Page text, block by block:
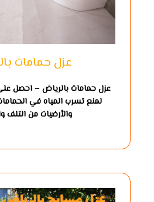
عزل حمامات
عزل حمامات بالرياض – احصل
لمنع تسرب المياه في
والأرضيات من التلف